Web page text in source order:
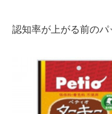
認知率が上がる前のパ